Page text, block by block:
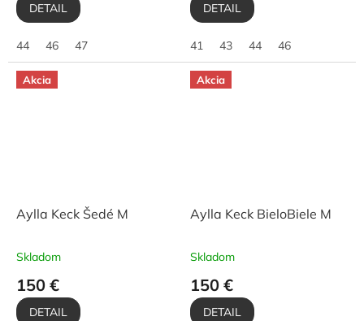
DETAIL
44 46 47
DETAIL
41 43 44 46
Akcia
Aylla Keck Šedé M
Skladom
150 €
DETAIL
Akcia
Aylla Keck BieloBiele M
Skladom
150 €
DETAIL